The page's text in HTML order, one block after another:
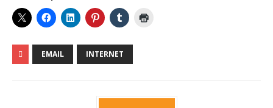
EMAIL INTERNET